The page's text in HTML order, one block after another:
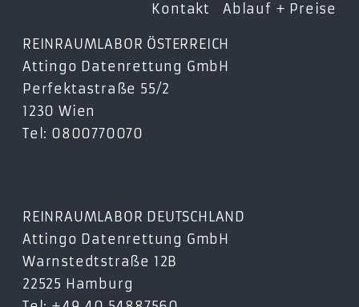
Kontakt
Ablauf + Preise
REINRAUMLABOR ÖSTERREICH
Attingo Datenrettung GmbH
Perfektastraße 55/2
1230 Wien
Tel: 0800770070
REINRAUMLABOR DEUTSCHLAND
Attingo Datenrettung GmbH
Warnstedtstraße 12B
22525 Hamburg